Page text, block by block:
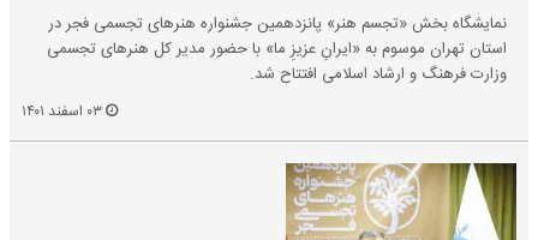
نمایشگاه بخش «تجسم هنر» پانزدهمین جشنواره هنر‌های تجسمی فجر در
استان تهران موسوم به «ایرانِ عزیزِ ما» با حضور مدیر کل هنر‌های تجسمی
وزارت فرهنگ و ارشاد اسلامی افتتاح شد.